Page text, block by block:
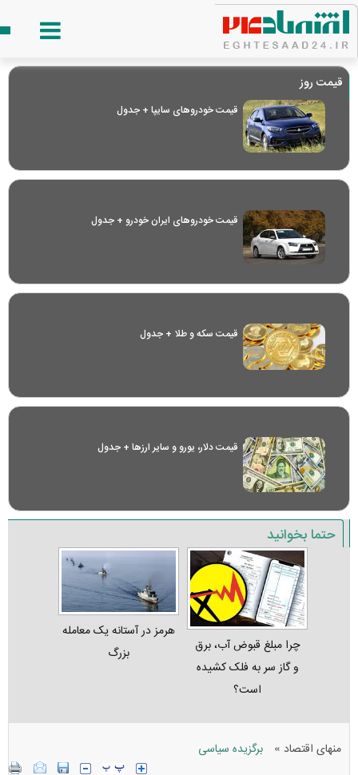
قیمت روز
قیمت خودرو‌های سایپا + جدول
قیمت خودرو‌های ایران خودرو + جدول
قیمت سکه و طلا + جدول
قیمت دلار، یورو و سایر ارز‌ها + جدول
حتما بخوانید
چرا مبلغ قبوض آب، برق
و گاز سر به فلک کشیده
است؟
هرمز در آستانه یک معامله
بزرگ
منهای اقتصاد » برگزیده سیاسی